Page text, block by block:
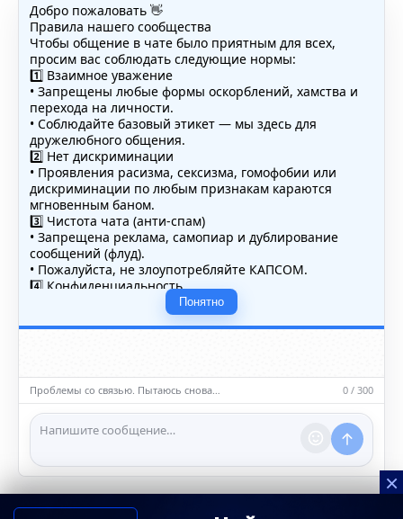
Добро пожаловать 👋
Правила нашего сообщества
Чтобы общение в чате было приятным для всех,
просим вас соблюдать следующие нормы:
1️⃣ Взаимное уважение
• Запрещены любые формы оскорблений, хамства и
перехода на личности.
• Соблюдайте базовый этикет — мы здесь для
дружелюбного общения.
2️⃣ Нет дискриминации
• Проявления расизма, сексизма, гомофобии или
дискриминации по любым признакам караются
мгновенным баном.
3️⃣ Чистота чата (анти-спам)
• Запрещена реклама, самопиар и дублирование
сообщений (флуд).
• Пожалуйста, не злоупотребляйте КАПСОМ.
4️⃣ Конфиденциальность
• Не публикуйте личные данные — свои или чужие
(телефоны, адреса, документы).
5️⃣ Уместность контента
насилию.
ℹ️ Модераторы и администраторы вправе удалять
сообщения и ограничивать доступ к чату при
нарушении правил.
Понятно
Проблемы со связью. Пытаюсь снова… 0 / 300
×